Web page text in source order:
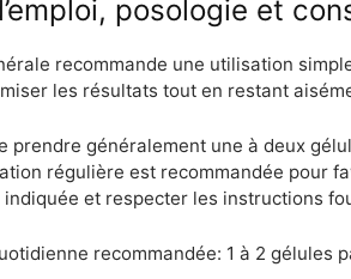
posologie et
recommande une utilisation
les résultats tout en restant
prendre généralement une à deux
régulière est recommandée pour
et respecter les instructions
recommandée: 1 à 2 gélules